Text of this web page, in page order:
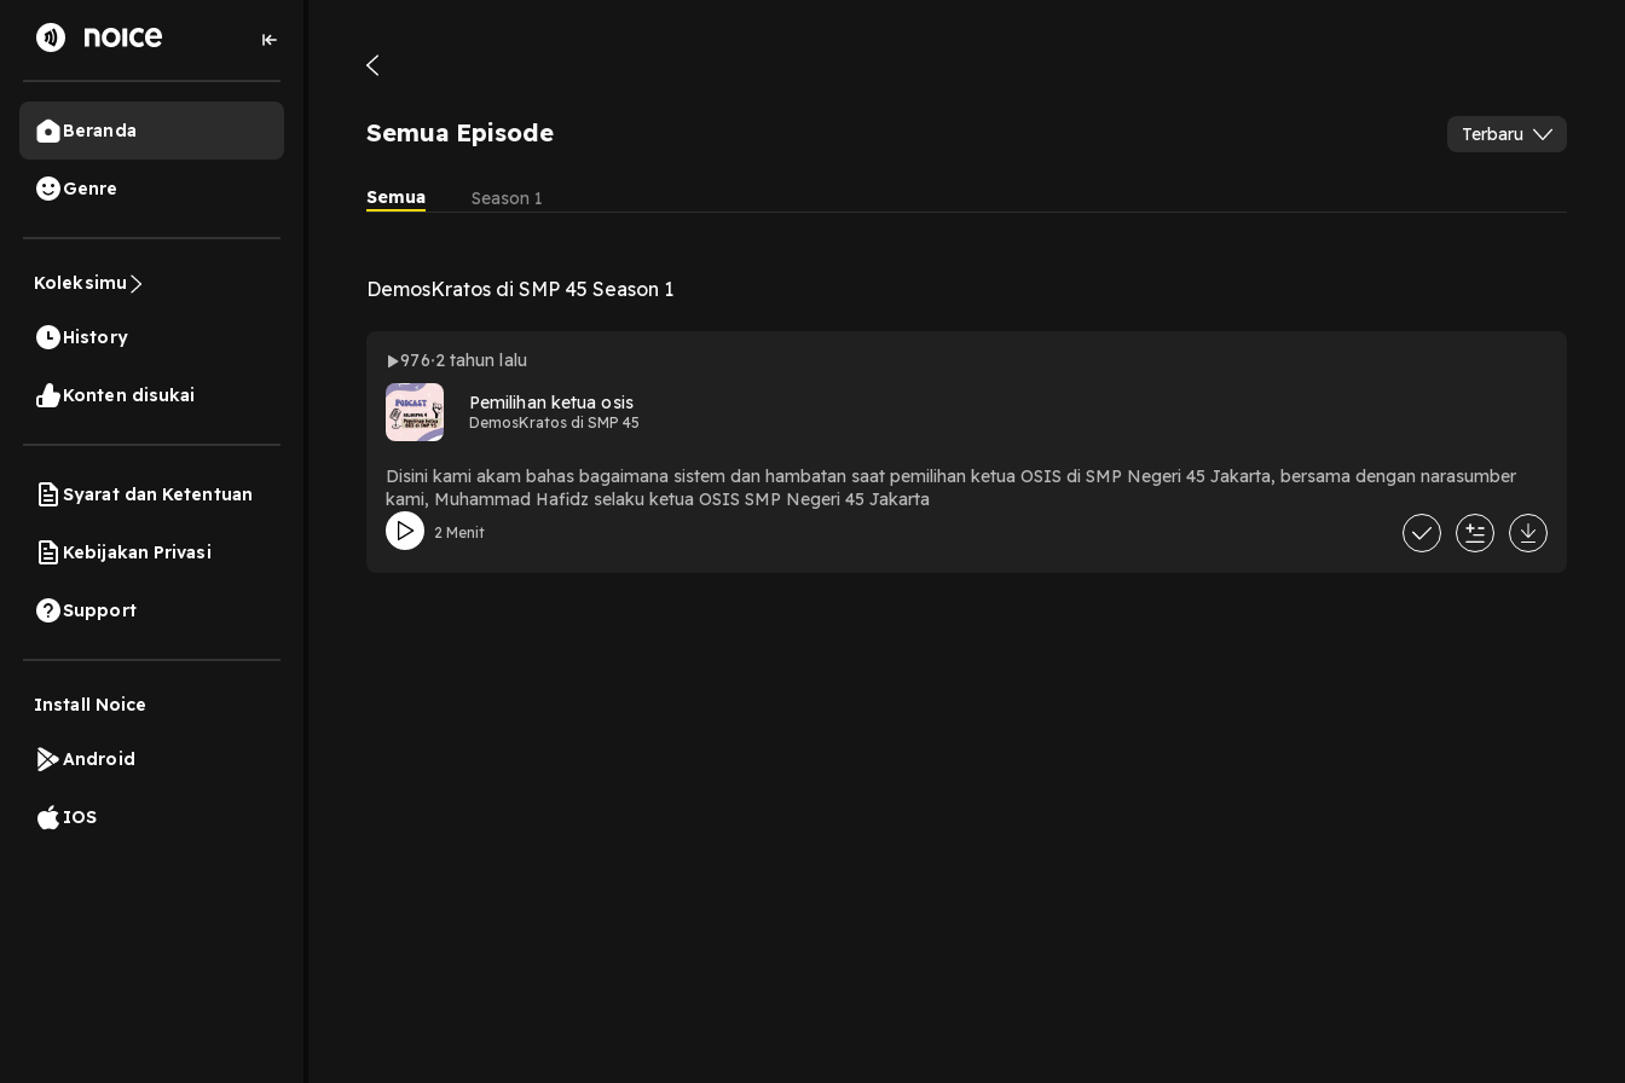
Beranda
Genre
Koleksimu
History
Konten disukai
Syarat dan Ketentuan
Kebijakan Privasi
Support
Install Noice
Android
IOS
Semua Episode Terbaru
Semua Season 1
DemosKratos di SMP 45 Season 1
976 2 tahun lalu
Pemilihan ketua osis
DemosKratos di SMP 45
Disini kami akam bahas bagaimana sistem dan hambatan saat pemilihan ketua OSIS di SMP Negeri 45 Jakarta, bersama dengan narasumber
kami, Muhammad Hafidz selaku ketua OSIS SMP Negeri 45 Jakarta
2 Menit